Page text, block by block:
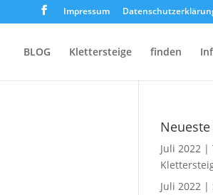
Impressum
BLOG Klettersteige finden
Juli 2022 |
Juli 2022